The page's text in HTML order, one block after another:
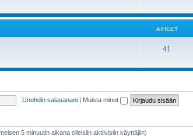
AIHEET
41
Unohdin salasanani | Muista minut
5 minuutin aikana olleisiin aktiivisiin käyttäjiin)